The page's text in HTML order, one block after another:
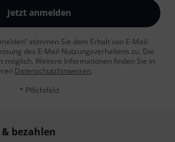
Jetzt anmelden
stimmen Sie dem Erhalt von E-Mail-
des E-Mail-Nutzungsverhaltens zu. Die
möglich. Weitere Informationen finden Sie in
Datenschutzhinweisen.
* Pflichtfeld
bezahlen